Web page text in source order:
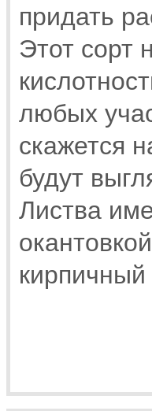
придать
Этот сорт
любых
скажется
будут
Листва
кирпичный